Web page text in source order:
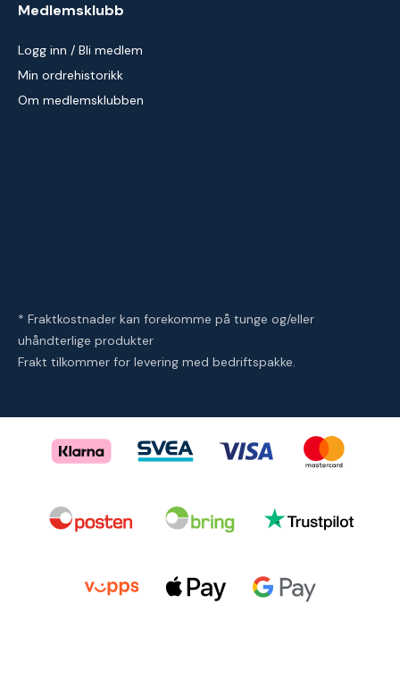
Medlemsklubb
Logg inn / Bli medlem
Min ordrehistorikk
Om medlemsklubben
* Fraktkostnader kan forekomme på tunge og/eller
uhåndterlige produkter
Frakt tilkommer for levering med bedriftspakke.